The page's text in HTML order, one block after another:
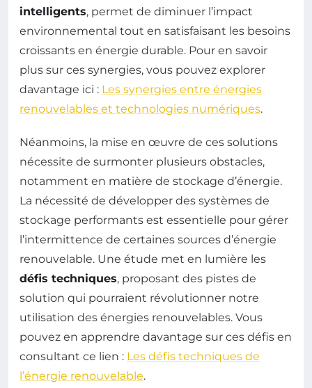
intelligents, permet de diminuer l’impact
environnemental tout en satisfaisant les besoins
croissants en énergie durable. Pour en savoir
plus sur ces synergies, vous pouvez explorer
davantage ici : Les synergies entre énergies
renouvelables et technologies numériques.
Néanmoins, la mise en œuvre de ces solutions
nécessite de surmonter plusieurs obstacles,
notamment en matière de stockage d’énergie.
La nécessité de développer des systèmes de
stockage performants est essentielle pour gérer
l’intermittence de certaines sources d’énergie
renouvelable. Une étude met en lumière les
défis techniques, proposant des pistes de
solution qui pourraient révolutionner notre
utilisation des énergies renouvelables. Vous
pouvez en apprendre davantage sur ces défis en
consultant ce lien : Les défis techniques de
l’énergie renouvelable.